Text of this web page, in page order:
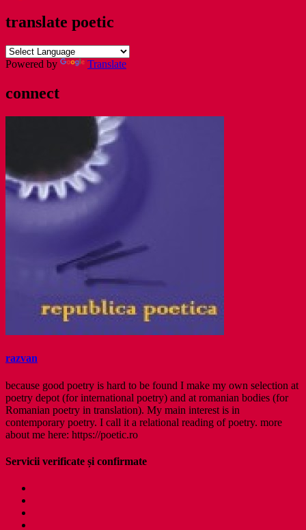
translate poetic
Powered by Translate
connect
razvan
because good poetry is hard to be found I make my own selection at
poetry depot (for international poetry) and at romanian bodies (for
Romanian poetry in translation). My main interest is in
contemporary poetry. I call it a relational reading of poetry. more
about me here: https://poetic.ro
Servicii verificate și confirmate